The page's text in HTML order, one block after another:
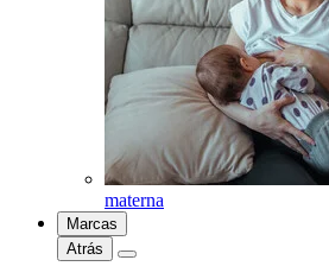
materna
Marcas
Atrás